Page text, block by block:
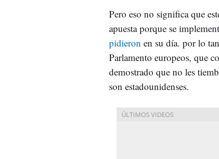
Pero eso no significa que
apuesta porque se
pidieron en su día. por lo
Parlamento europeos, que
demostrado que no les
son estadounidenses.